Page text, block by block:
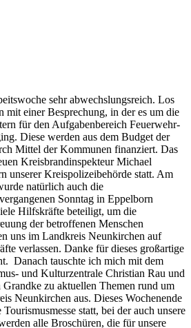
sehr abwechslungsreich. Los
mit einer Besprechung, in der es um die
für den Aufgabenbereich Feuerwehr-
Diese werden aus dem Budget der
Mittel der Kommunen finanziert. Das
Kreisbrandinspekteur Michael
unserer Kreispolizeibehörde statt. Am
natürlich auch die
Sonntag in Eppelborn
Hilfskräfte beteiligt, um die
der betroffenen Menschen
uns im Landkreis Neunkirchen auf
verlassen. Danke für dieses großartige
Danach tauschte ich mich mit dem
und Kulturzentrale Christian Rau und
zu aktuellen Themen rund um
Neunkirchen aus. Dieses Wochenende
statt, bei der auch unsere
alle Broschüren, die für unsere